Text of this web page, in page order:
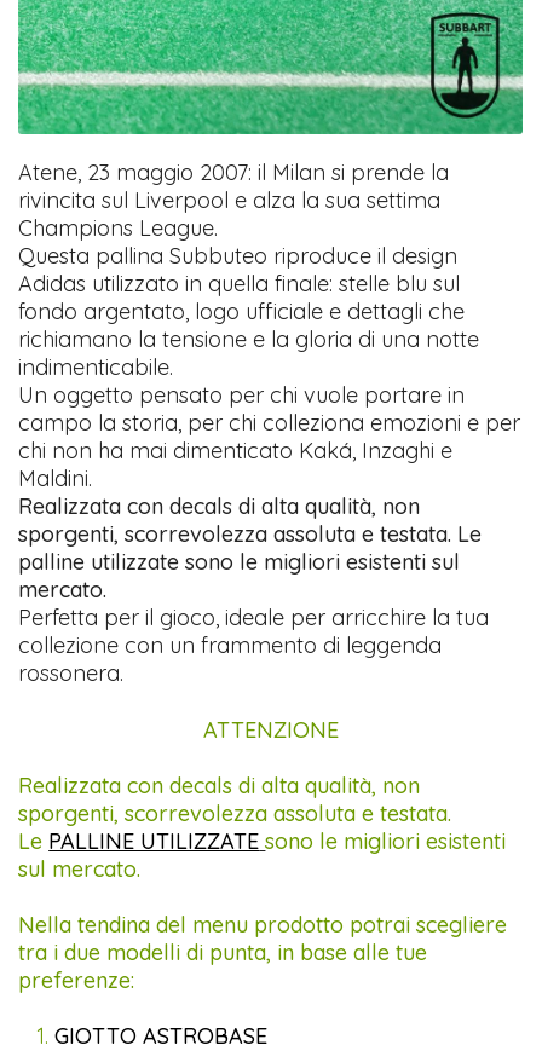
Atene, 23 maggio 2007: il Milan si prende la
rivincita sul Liverpool e alza la sua settima
Champions League.
Questa pallina Subbuteo riproduce il design
Adidas utilizzato in quella finale: stelle blu sul
fondo argentato, logo ufficiale e dettagli che
richiamano la tensione e la gloria di una notte
indimenticabile.
Un oggetto pensato per chi vuole portare in
campo la storia, per chi colleziona emozioni e per
chi non ha mai dimenticato Kaká, Inzaghi e
Maldini.
Realizzata con decals di alta qualità, non
sporgenti, scorrevolezza assoluta e testata. Le
palline utilizzate sono le migliori esistenti sul
mercato.
Perfetta per il gioco, ideale per arricchire la tua
collezione con un frammento di leggenda
rossonera.
ATTENZIONE
Realizzata con decals di alta qualità, non
sporgenti, scorrevolezza assoluta e testata.
Le PALLINE UTILIZZATE sono le migliori esistenti
sul mercato.
Nella tendina del menu prodotto potrai scegliere
tra i due modelli di punta, in base alle tue
preferenze:
GIOTTO ASTROBASE